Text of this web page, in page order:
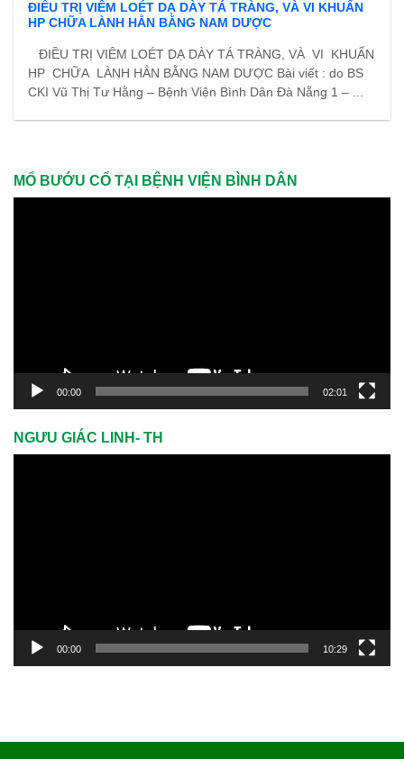
ĐIỀU TRỊ VIÊM LOÉT DẠ DÀY TÁ TRÀNG, VÀ VI KHUẨN
HP CHỮA LÀNH HẲN BẰNG NAM DƯỢC
ĐIỀU TRỊ VIÊM LOÉT DẠ DÀY TÁ TRÀNG, VÀ VI KHUẨN
HP CHỮA LÀNH HẲN BẰNG NAM DƯỢC Bài viết : do BS
CKI Vũ Thị Tư Hằng – Bệnh Viện Bình Dân Đà Nẵng 1 – ...
MỔ BƯỚU CỔ TẠI BỆNH VIỆN BÌNH DÂN
00:00 02:01
NGƯU GIÁC LINH- TH
00:00 10:29